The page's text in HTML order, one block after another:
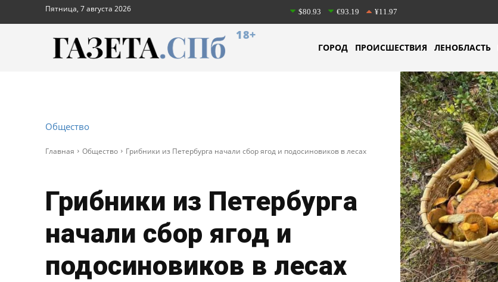
Пятница, 7 августа 2026 $80.93 €93.19 ¥11.97
18+
ГОРОД ПРОИСШЕСТВИЯ ЛЕНОБЛАСТЬ
Общество
Главная Общество Грибники из Петербурга начали сбор ягод и подосиновиков в лесах
Грибники из Петербурга
начали сбор ягод и
подосиновиков в лесах